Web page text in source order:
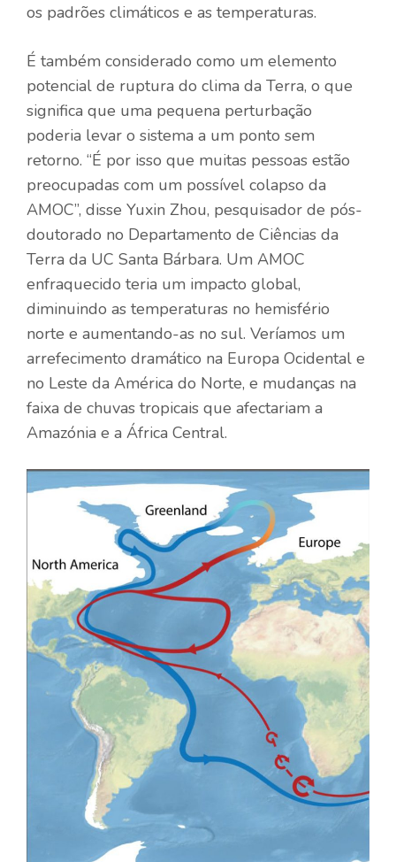
os padrões climáticos e as temperaturas.
É também considerado como um elemento
potencial de ruptura do clima da Terra, o que
significa que uma pequena perturbação
poderia levar o sistema a um ponto sem
retorno. “É por isso que muitas pessoas estão
preocupadas com um possível colapso da
AMOC”, disse Yuxin Zhou, pesquisador de pós-
doutorado no Departamento de Ciências da
Terra da UC Santa Bárbara. Um AMOC
enfraquecido teria um impacto global,
diminuindo as temperaturas no hemisfério
norte e aumentando-as no sul. Veríamos um
arrefecimento dramático na Europa Ocidental e
no Leste da América do Norte, e mudanças na
faixa de chuvas tropicais que afectariam a
Amazónia e a África Central.